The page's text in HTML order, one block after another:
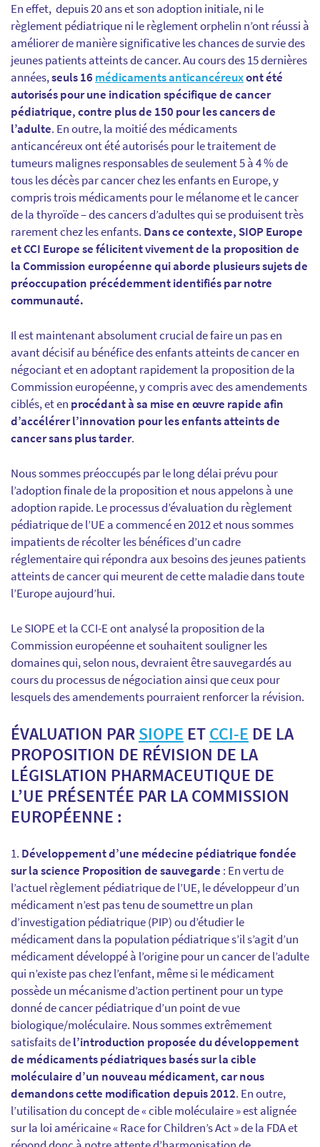
En effet, depuis 20 ans et son adoption initiale, ni le
règlement pédiatrique ni le règlement orphelin n’ont réussi à
améliorer de manière significative les chances de survie des
jeunes patients atteints de cancer. Au cours des 15 dernières
années,seuls 16 médicaments anticancéreuxont été
autorisés pour une indication spécifique de cancer
pédiatrique, contre plus de 150 pour les cancers de
l’adulte. En outre, la moitié des médicaments
anticancéreux ont été autorisés pour le traitement de
tumeurs malignes responsables de seulement 5 à 4 % de
tous les décès par cancer chez les enfants en Europe, y
compris trois médicaments pour le mélanome et le cancer
de la thyroïde – des cancers d’adultes qui se produisent très
rarement chez les enfants. Dans ce contexte, SIOP Europe
et CCI Europe se félicitent vivement de la proposition de
la Commission européenne qui aborde plusieurs sujets de
préoccupation précédemment identifiés par notre
communauté.
Il est maintenant absolument crucial de faire un pas en
avant décisif au bénéfice des enfants atteints de cancer en
négociant et en adoptant rapidement la proposition de la
Commission européenne, y compris avec des amendements
ciblés, et en procédant à sa mise en œuvre rapide afin
d’accélérer l’innovation pour les enfants atteints de
cancer sans plus tarder.
Nous sommes préoccupés par le long délai prévu pour
l’adoption finale de la proposition et nous appelons à une
adoption rapide. Le processus d’évaluation du règlement
pédiatrique de l’UE a commencé en 2012 et nous sommes
impatients de récolter les bénéfices d’un cadre
réglementaire qui répondra aux besoins des jeunes patients
atteints de cancer qui meurent de cette maladie dans toute
l’Europe aujourd’hui.
Le SIOPE et la CCI-E ont analysé la proposition de la
Commission européenne et souhaitent souligner les
domaines qui, selon nous, devraient être sauvegardés au
cours du processus de négociation ainsi que ceux pour
lesquels des amendements pourraient renforcer la révision.
ÉVALUATION PARSIOPE ETCCI-E DE LA
PROPOSITION DE RÉVISION DE LA
LÉGISLATION PHARMACEUTIQUE DE
L’UE PRÉSENTÉE PAR LA COMMISSION
EUROPÉENNE :
Développement d’une médecine pédiatrique fondée
sur la science Proposition de sauvegarde : En vertu de
l’actuel règlement pédiatrique de l’UE, le développeur d’un
médicament n’est pas tenu de soumettre un plan
d’investigation pédiatrique (PIP) ou d’étudier le
médicament dans la population pédiatrique s’il s’agit d’un
médicament développé à l’origine pour un cancer de l’adulte
qui n’existe pas chez l’enfant, même si le médicament
possède un mécanisme d’action pertinent pour un type
donné de cancer pédiatrique d’un point de vue
biologique/moléculaire. Nous sommes extrêmement
satisfaits del’introduction proposée du développement
de médicaments pédiatriques basés sur la cible
moléculaire d’un nouveau médicament, car nous
demandons cette modification depuis 2012. En outre,
l’utilisation du concept de « cible moléculaire » est alignée
sur la loi américaine « Race for Children’s Act » de la FDA et